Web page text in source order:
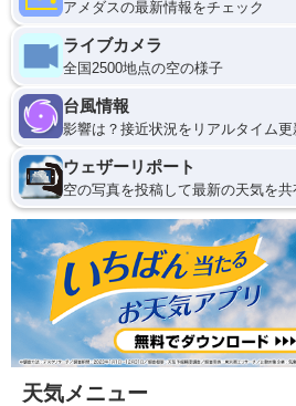
アメダスの最新情報をチェック
ライブカメラ
全国2500地点の空の様子
台風情報
影響は？接近状況をリアルタイム更
ウェザーリポート
空の写真を投稿して最新の天気を共
天気メニュー